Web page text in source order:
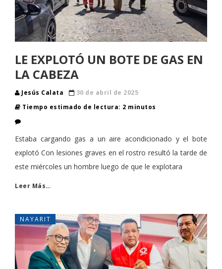
LE EXPLOTÓ UN BOTE DE GAS EN
LA CABEZA
Jesús Calata
30 de abril de 2025
Tiempo estimado de lectura: 2 minutos
Estaba cargando gas a un aire acondicionado y el bote
explotó Con lesiones graves en el rostro resultó la tarde de
este miércoles un hombre luego de que le explotara
Leer Más…
NAYARIT